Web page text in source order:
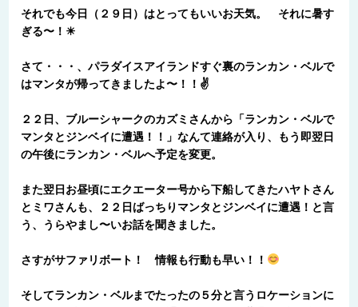
それでも今日（２９日）はとってもいいお天気。 それに暑す
ぎる〜！☀
さて・・・、パラダイスアイランドすぐ裏のランカン・ベルで
はマンタが帰ってきましたよ〜！！✌
２２日、ブルーシャークのカズミさんから「ランカン・ベルで
マンタとジンベイに遭遇！！」なんて連絡が入り、もう即翌日
の午後にランカン・ベルへ予定を変更。
また翌日お昼頃にエクエーター号から下船してきたハヤトさん
とミワさんも、２２日ばっちりマンタとジンベイに遭遇！と言
う、うらやまし〜いお話を聞きました。
さすがサファリボート！ 情報も行動も早い！！
そしてランカン・ベルまでたったの５分と言うロケーションに